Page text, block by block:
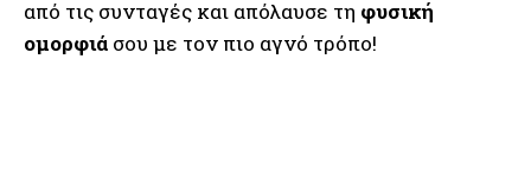
από τις συνταγές και απόλαυσε τη φυσική
ομορφιά σου με τον πιο αγνό τρόπο!